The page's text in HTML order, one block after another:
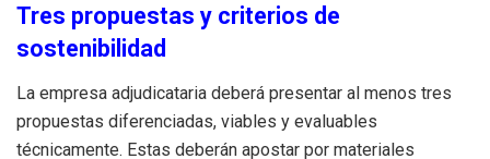
Tres propuestas y criterios de
sostenibilidad
La empresa adjudicataria deberá presentar al menos tres
propuestas diferenciadas, viables y evaluables
técnicamente. Estas deberán apostar por materiales